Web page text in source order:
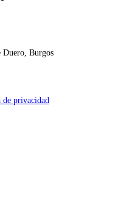
Duero, Burgos
de privacidad